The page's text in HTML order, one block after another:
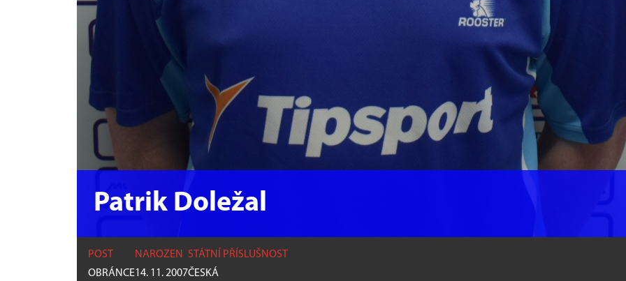
Patrik Doležal
POST
OBRÁNCE
NAROZEN
14. 11. 2007
STÁTNÍ PŘÍSLUŠNOST
ČESKÁ